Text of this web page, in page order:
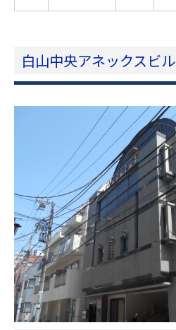
白山中央アネックスビル